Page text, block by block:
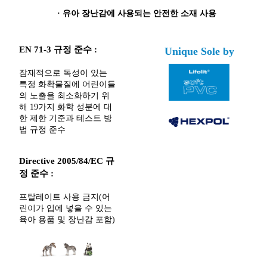
· 유아 장난감에 사용되는 안전한 소재 사용
EN 71-3 규정 준수 :
잠재적으로 독성이 있는
특정 화확물질에 어린이들
의 노출을 최소화하기 위
해 19가지 화학 성분에 대
한 제한 기준과 테스트 방
법 규정 준수
Directive 2005/84/EC 규
정 준수 :
프탈레이트 사용 금지(어
린이가 입에 넣을 수 있는
육아 용품 및 장난감 포함)
Unique Sole by